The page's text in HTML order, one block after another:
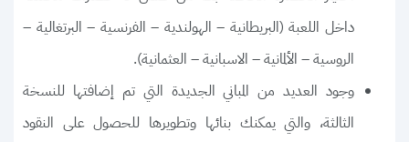
داخل اللعبة (البريطانية – الهولندية – الفرنسية – البرتغالية –
الروسية – الألمانية – الاسبانية – العثمانية).
وجود العديد من المباني الجديدة التي تم إضافتها للنسخة
الثالثة، والتي يمكنك بنائها وتطويرها للحصول على النقود